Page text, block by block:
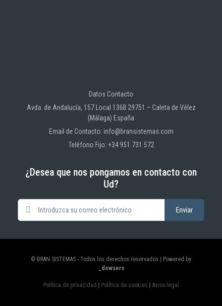
Datos Contacto
Avda. de Andalucía, 157 Local 136B 29751 – Caleta de Vélez
(Málaga) España
Email de Contacto: info@bransistemas.com
Teléfono Fijo: +34 951 731 572
¿Desea que nos pongamos en contacto con
Ud?
© BRAN SISTEMAS - Todos los derechos reservados | Powered by
_dowsers
Política de privacidad Política de cookies Aviso legal